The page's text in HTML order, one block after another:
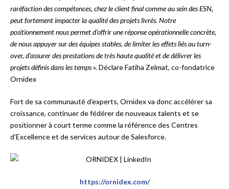
raréfaction des compétences, chez le client final comme au sein des ESN,
peut fortement impacter la qualité des projets livrés. Notre
positionnement nous permet d’offrir une réponse opérationnelle concrète,
de nous appuyer sur des équipes stables, de limiter les effets liés au turn-
over, d’assurer des prestations de très haute qualité et de délivrer les
projets définis dans les temps». Déclare Fatiha Zelmat, co-fondatrice
Ornidex
Fort de sa communauté d’experts, Ornidex va donc accélérer sa
croissance, continuer de fédérer de nouveaux talents et se
positionner à court terme comme la référence des Centres
d’Excellence et de services autour de Salesforce.
https://ornidex.com/